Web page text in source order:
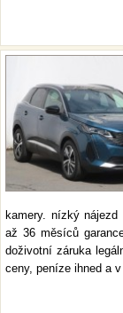
kamery. nízký
až 36 měsíců
doživotní záruka
ceny, peníze ihned a